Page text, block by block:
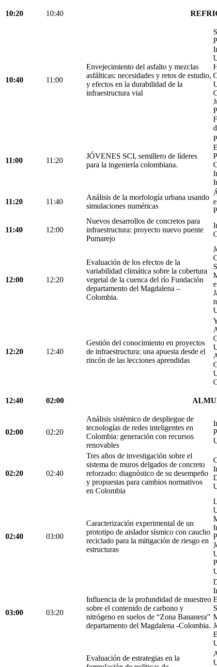
10:20 10:40
10:40 11:00
Envejecimiento del asfalto y mezclas
asfálticas: necesidades y retos de estudio,
y efectos en la durabilidad de la
infraestructura vial
11:00 11:20
JÓVENES SCI, semillero de líderes
para la ingeniería colombiana.
11:20 11:40
Análisis de la morfología urbana usando
simulaciones numéricas
11:40 12:00
Nuevos desarrollos de concretos para
infraestructura: proyecto nuevo puente
Pumarejo
12:00 12:20
Evaluación de los efectos de la
variabilidad climática sobre la cobertura
vegetal de la cuenca del río Fundación
departamento del Magdalena –
Colombia.
12:20 12:40
Gestión del conocimiento en proyectos
de infraestructura: una apuesta desde el
rincón de las lecciones aprendidas
12:40 02:00
02:00 02:20
Análisis sistémico de despliegue de
tecnologías de redes inteligentes en
Colombia: generación con recursos
renovables
02:20 02:40
Tres años de investigación sobre el
sistema de muros delgados de concreto
reforzado: diagnóstico de su desempeño
y propuestas para cambios normativos
en Colombia
02:40 03:00
Caracterización experimental de un
prototipo de aislador sísmico con caucho
reciclado para la mitigación de riesgo en
estructuras
03:00 03:20
Influencia de la profundidad de muestreo
sobre el contenido de carbono y
nitrógeno en suelos de “Zona Bananera”
departamento del Magdalena -Colombia.
Evaluación de estrategias en la